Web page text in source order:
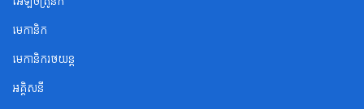
មេកានិក
មេកានិករថយន្ត
អគ្គិសនី